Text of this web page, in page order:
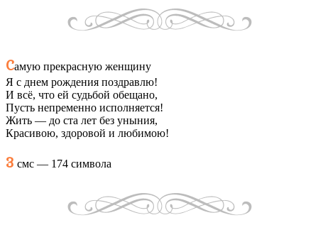
Самую прекрасную женщину
Я с днем рождения поздравлю!
И всё, что ей судьбой обещано,
Пусть непременно исполняется!
Жить — до ста лет без уныния,
Красивою, здоровой и любимою!
3 смс — 174 символа